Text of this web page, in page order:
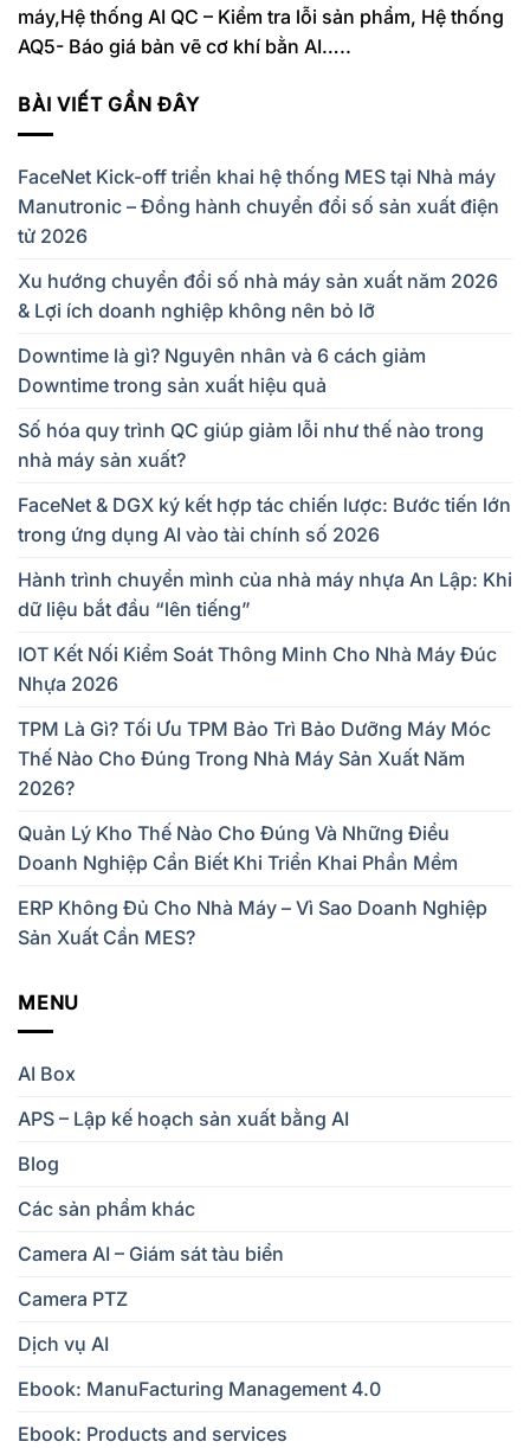
máy,Hệ thống AI QC – Kiểm tra lỗi sản phẩm, Hệ thống
AQ5- Báo giá bản vẽ cơ khí bằn AI…..
BÀI VIẾT GẦN ĐÂY
FaceNet Kick-off triển khai hệ thống MES tại Nhà máy
Manutronic – Đồng hành chuyển đổi số sản xuất điện
tử 2026
Xu hướng chuyển đổi số nhà máy sản xuất năm 2026
& Lợi ích doanh nghiệp không nên bỏ lỡ
Downtime là gì? Nguyên nhân và 6 cách giảm
Downtime trong sản xuất hiệu quả
Số hóa quy trình QC giúp giảm lỗi như thế nào trong
nhà máy sản xuất?
FaceNet & DGX ký kết hợp tác chiến lược: Bước tiến lớn
trong ứng dụng AI vào tài chính số 2026
Hành trình chuyển mình của nhà máy nhựa An Lập: Khi
dữ liệu bắt đầu “lên tiếng”
IOT Kết Nối Kiểm Soát Thông Minh Cho Nhà Máy Đúc
Nhựa 2026
TPM Là Gì? Tối Ưu TPM Bảo Trì Bảo Dưỡng Máy Móc
Thế Nào Cho Đúng Trong Nhà Máy Sản Xuất Năm
2026?
Quản Lý Kho Thế Nào Cho Đúng Và Những Điều
Doanh Nghiệp Cần Biết Khi Triển Khai Phần Mềm
ERP Không Đủ Cho Nhà Máy – Vì Sao Doanh Nghiệp
Sản Xuất Cần MES?
MENU
AI Box
APS – Lập kế hoạch sản xuất bằng AI
Blog
Các sản phẩm khác
Camera AI – Giám sát tàu biển
Camera PTZ
Dịch vụ AI
Ebook: ManuFacturing Management 4.0
Ebook: Products and services